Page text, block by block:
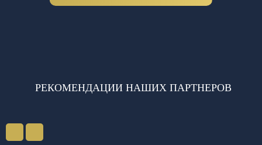
РЕКОМЕНДАЦИИ НАШИХ ПАРТНЕРОВ